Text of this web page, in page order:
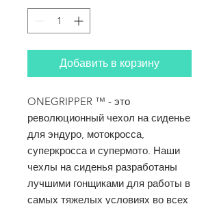
Добавить в корзину
ONEGRIPPER ™ - это
революционный чехол на сиденье
для эндуро, мотокросса,
суперкросса и супермото. Наши
чехлы на сиденья разработаны
лучшими гонщиками для работы в
самых тяжелых условиях во всех